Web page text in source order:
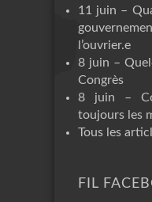
11 juin –
l’ouvrier.e
8 juin –
Congrès
8 juin –
toujours les
Tous les
FIL